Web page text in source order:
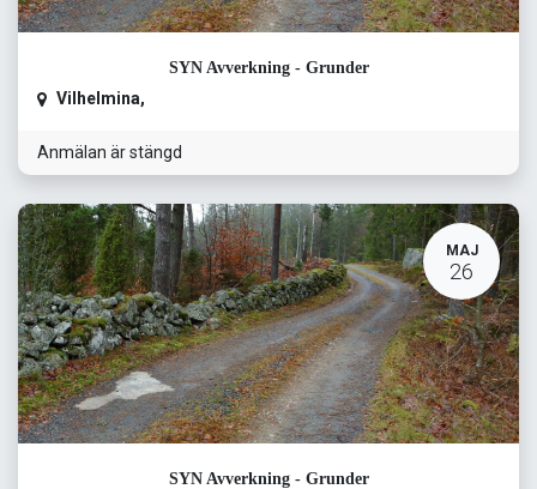
SYN Avverkning - Grunder
Vilhelmina,
Anmälan är stängd
MAJ
26
SYN Avverkning - Grunder